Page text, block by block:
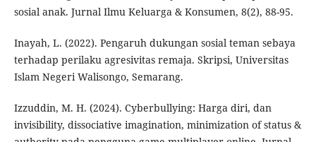
sosial anak. Jurnal Ilmu Keluarga & Konsumen, 8(2), 88-95.
Inayah, L. (2022). Pengaruh dukungan sosial teman sebaya
terhadap perilaku agresivitas remaja. Skripsi, Universitas
Islam Negeri Walisongo, Semarang.
Izzuddin, M. H. (2024). Cyberbullying: Harga diri, dan
invisibility, dissociative imagination, minimization of status &